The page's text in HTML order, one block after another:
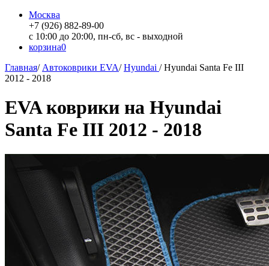
Москва
+7 (926) 882-89-00
с 10:00 до 20:00, пн-сб, вс - выходной
корзина0
Главная/ Автоковрики EVA/Hyundai /Hyundai Santa Fe III
2012 - 2018
EVA коврики на Hyundai
Santa Fe III 2012 - 2018